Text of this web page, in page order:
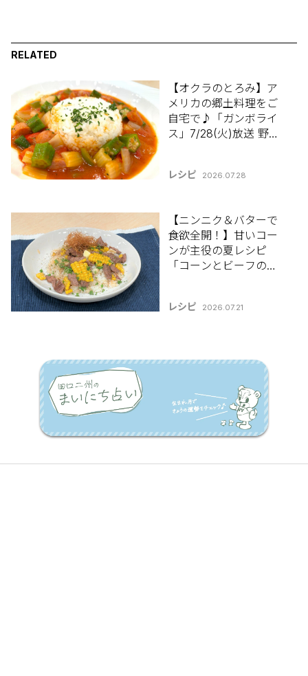
RELATED
【オクラのとろみ】ア
メリカの郷土料理をご
自宅で♪「ガンボライ
ス」7/28(火)放送 野股
レシピ 2026.07.28
【ニンニク＆バターで
食欲全開！】甘いコー
ンが主役の夏レシピ
「コーンとビーフのガ
先生のレシピ
レシピ 2026.07.21